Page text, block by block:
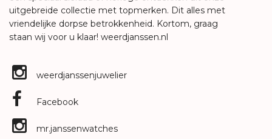
uitgebreide collectie met topmerken. Dit alles met
vriendelijke dorpse betrokkenheid. Kortom, graag
staan wij voor u klaar! weerdjanssen.nl
weerdjanssenjuwelier
Facebook
mr.janssenwatches